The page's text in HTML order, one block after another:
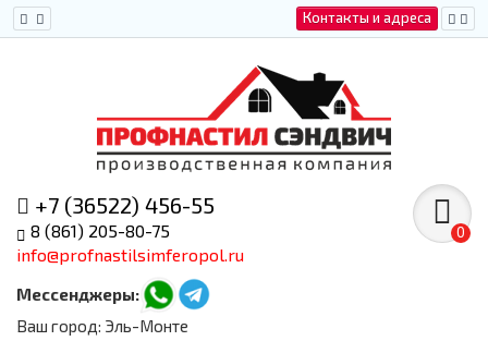
Контакты и адреса
+7 (36522) 456-55
8 (861) 205-80-75
info@profnastilsimferopol.ru
Мессенджеры:
0
Ваш город: Эль-Монте